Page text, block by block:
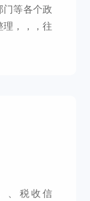
门等各个政
理，，，往
、税收信